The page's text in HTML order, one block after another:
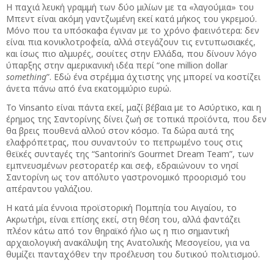
Η παχιά λευκή γραμμή των δύο μιλίων με τα «λαγούμια» του
Μπεντ είναι ακόμη γαντζωμένη εκεί κατά μήκος του γκρεμού.
Μόνο που τα υπόσκαφα έγιναν με το χρόνο φαεινότερα: δεν
είναι πια κονικλοτροφεία, αλλά στεγάζουν τις εντυπωσιακές,
και ίσως πιο αλμυρές, σουίτες στην Ελλάδα, που δίνουν λόγο
ύπαρξης στην αμερικανική ιδέα περί “one million dollar
something”. Εδώ ένα στρέμμα άχτιστης γης μπορεί να κοστίζει
άνετα πάνω από ένα εκατομμύριο ευρώ.
Το Vinsanto είναι πάντα εκεί, μαζί βέβαια με το Ασύρτικο, και η
έρημος της Σαντορίνης δίνει ζωή σε τοπικά προϊόντα, που δεν
θα βρεις πουθενά αλλού στον κόσμο. Τα δώρα αυτά της
ελαφρόπετρας, που συναντούν το πεπρωμένο τους στις
θεϊκές συνταγές της “Santorini’s Gourmet Dream Team”, των
εμπνευσμένων ρεστορατέρ και σεφ, εδραιώνουν το νησί
Σαντορίνη ως τον απόλυτο γαστρονομικό προορισμό του
απέραντου γαλάζιου.
Η κατά μία έννοια προϊστορική Πομπηία του Αιγαίου, το
Ακρωτήρι, είναι επίσης εκεί, στη θέση του, αλλά φαντάζει
πλέον κάτω από τον θηραϊκό ήλιο ως η πιο σημαντική
αρχαιολογική ανακάλυψη της Ανατολικής Μεσογείου, για να
θυμίζει πανταχόθεν την προέλευση του δυτικού πολιτισμού.